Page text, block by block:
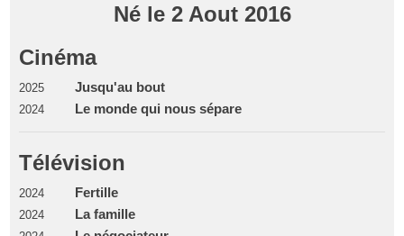
Né le 2 Aout 2016
Cinéma
2025 Jusqu'au bout
2024 Le monde qui nous sépare
Télévision
2024 Fertille
2024 La famille